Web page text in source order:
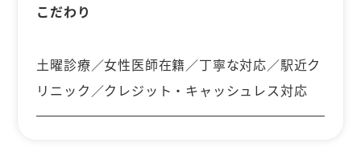
こだわり
土曜診療／女性医師在籍／丁寧な対応／駅近ク
リニック／クレジット・キャッシュレス対応